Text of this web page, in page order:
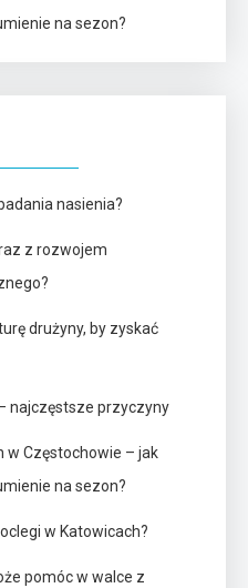
na sezon?
nasienia?
z rozwojem
drużyny, by zyskać
najczęstsze przyczyny
w Częstochowie – jak
na sezon?
w Katowicach?
pomóc w walce z